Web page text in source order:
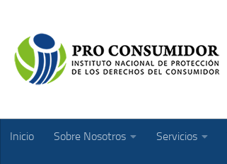
Inicio Sobre Nosotros Servicios